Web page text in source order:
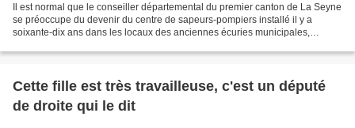
Il est normal que le conseiller départemental du premier canton de La Seyne
se préoccupe du devenir du centre de sapeurs-pompiers installé il y a
soixante-dix ans dans les locaux des anciennes écuries municipales,
Cette fille est très travailleuse, c'est un député
de droite qui le dit